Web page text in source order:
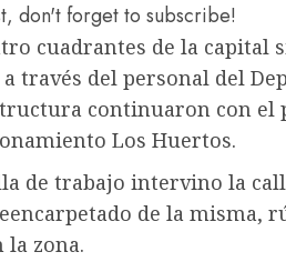
don't forget to subscribe!
cuadrantes de la capital
través del personal del
continuaron con el
Los Huertos.
de trabajo intervino la
de la misma,
zona.